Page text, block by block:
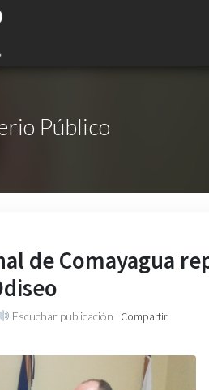
Público
de Comayagua
Escuchar publicación | Compartir